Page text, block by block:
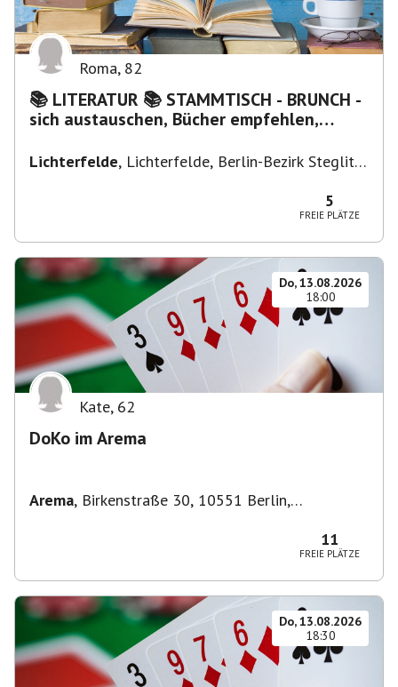
Roma, 82
📚 LITERATUR 📚 STAMMTISCH - BRUNCH -
sich austauschen, Bücher empfehlen,
Lichterfelde, Lichterfelde, Berlin-Bezirk Steglitz-
5
FREIE PLÄTZE
Do, 13.08.2026
18:00
Kate, 62
DoKo im Arema
Arema, Birkenstraße 30, 10551 Berlin,
11
FREIE PLÄTZE
Do, 13.08.2026
18:30